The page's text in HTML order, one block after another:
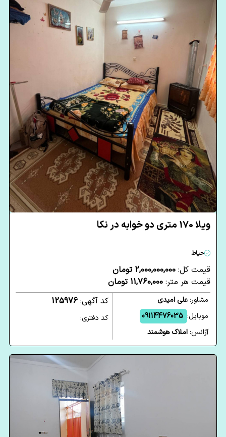
ویلا 170 متری دو خوابه در نکا
حیاط
قیمت کل: 2,000,000,000 تومان
قیمت هر متر: 11,760,000 تومان
مشاور:علی امیدی
موبایل: 09114476035
آژانس:املاک هوشمند
کد آگهی: 125976
کد دفتری: